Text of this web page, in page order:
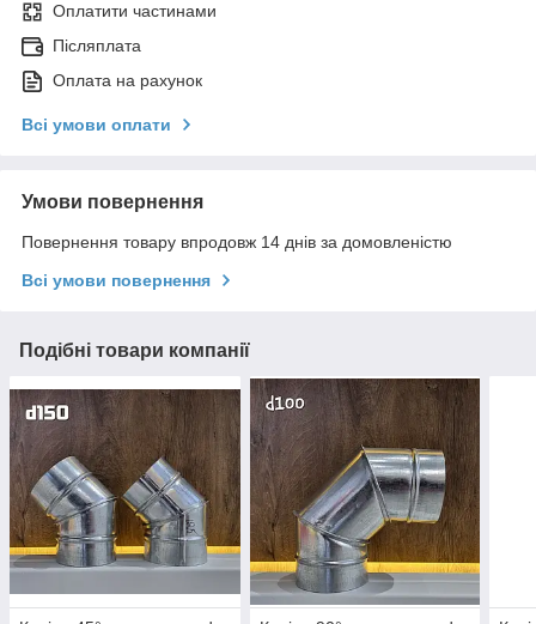
Оплатити частинами
Післяплата
Оплата на рахунок
Всі умови оплати
Умови повернення
Повернення товару впродовж 14 днів за домовленістю
Всі умови повернення
Подібні товари компанії